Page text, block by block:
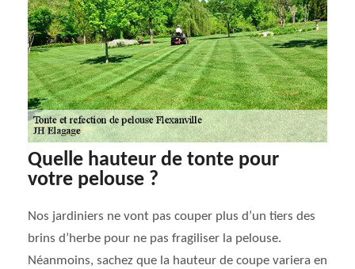
Quelle hauteur de tonte pour
votre pelouse ?
Nos jardiniers ne vont pas couper plus d’un tiers des
brins d’herbe pour ne pas fragiliser la pelouse.
Néanmoins, sachez que la hauteur de coupe variera en